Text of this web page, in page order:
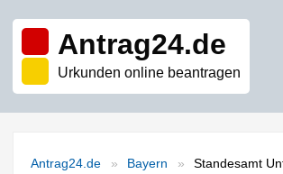
Antrag24.de
Urkunden online beantragen
Antrag24.de Bayern Standesamt